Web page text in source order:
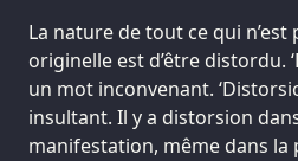
La nature de tout ce qui n’est
originelle est d’être distordu.
un mot inconvenant.
insultant. Il y a distorsion
manifestation, même dans la